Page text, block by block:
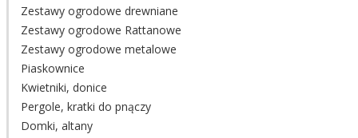
Zestawy ogrodowe drewniane
Zestawy ogrodowe Rattanowe
Zestawy ogrodowe metalowe
Piaskownice
Kwietniki, donice
Pergole, kratki do pnączy
Domki, altany